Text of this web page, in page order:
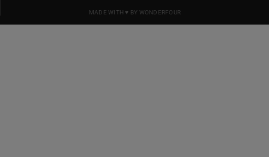
MADE WITH ♥ BY WONDERFOUR